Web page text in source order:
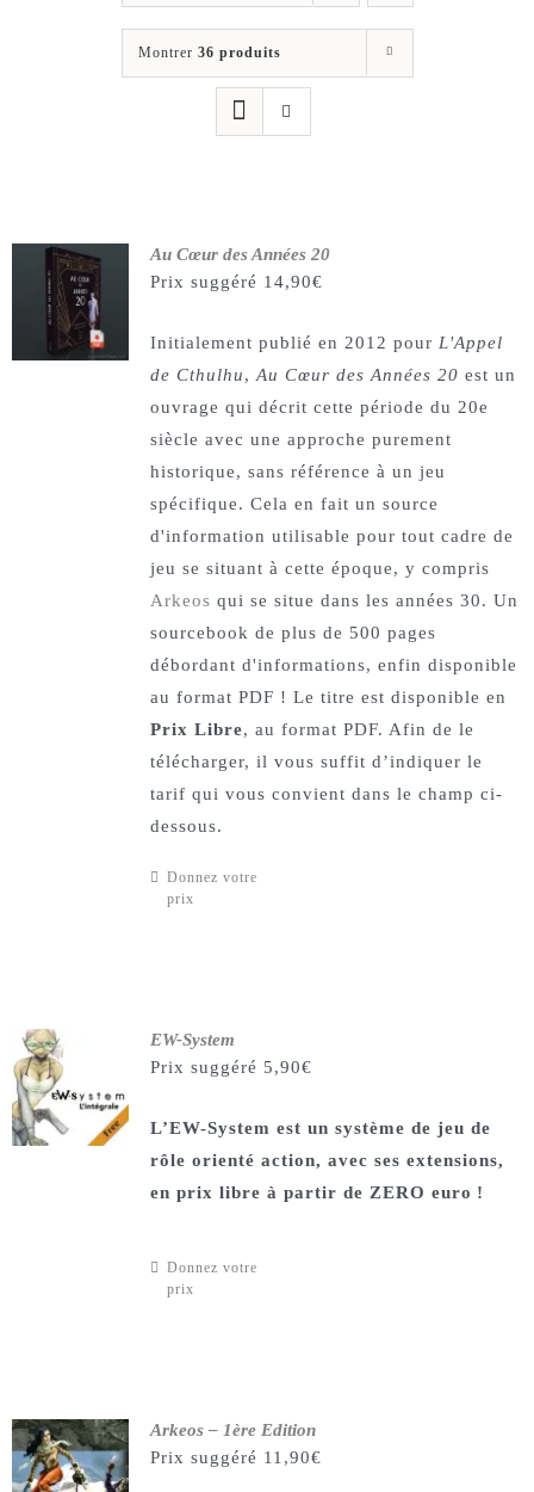
Contact
Montrer 36 produits
Au Cœur des Années 20
Prix suggéré 14,90€
Initialement publié en 2012 pour L'Appel
de Cthulhu, Au Cœur des Années 20 est un
ouvrage qui décrit cette période du 20e
siècle avec une approche purement
historique, sans référence à un jeu
spécifique. Cela en fait un source
d'information utilisable pour tout cadre de
jeu se situant à cette époque, y compris
Arkeos qui se situe dans les années 30. Un
sourcebook de plus de 500 pages
débordant d'informations, enfin disponible
au format PDF ! Le titre est disponible en
Prix Libre, au format PDF. Afin de le
télécharger, il vous suffit d’indiquer le
tarif qui vous convient dans le champ ci-
dessous.
Donnez votre
prix
EW-System
Prix suggéré 5,90€
L’EW-System est un système de jeu de
rôle orienté action, avec ses extensions,
en prix libre à partir de ZERO euro !
Donnez votre
prix
Arkeos – 1ère Edition
Prix suggéré 11,90€